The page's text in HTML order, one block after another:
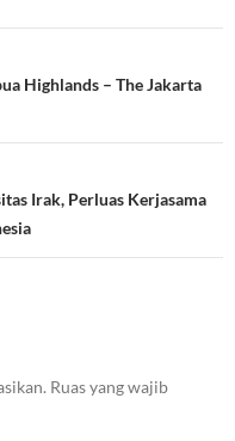
Highlands – The Jakarta
Irak, Perluas Kerjasama
Ruas yang wajib